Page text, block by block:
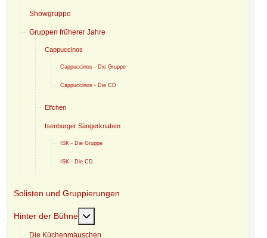
Showgruppe
Gruppen früherer Jahre
Cappuccinos
Cappuccinos - Die Gruppe
Cappuccinos - Die CD
Elfchen
Isenburger Sängerknaben
ISK - Die Gruppe
ISK - Die CD
Solisten und Gruppierungen
Hinter der Bühne Weitere Informationen: Hinter der Bühne
Die Küchenmäuschen